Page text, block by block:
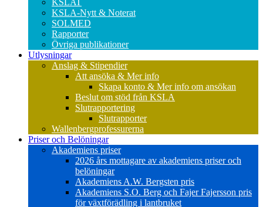
KSLAT
KSLA-Nytt & Noterat
SOLMED
Rapporter
Övriga publikationer
Utlysningar
Anslag & Stipendier
Att ansöka & Mer info
Skapa konto & Mer info om ansökan
Beslut om stöd från KSLA
Slutrapportering
Slutrapporter
Wallenbergprofessurerna
Priser och Belöningar
Akademiens priser
2026 års mottagare av akademiens priser och
belöningar
Akademiens A.W. Bergsten pris
Akademiens S.O. Berg och Fajer Fajersson pris
för växtförädling i lantbruket